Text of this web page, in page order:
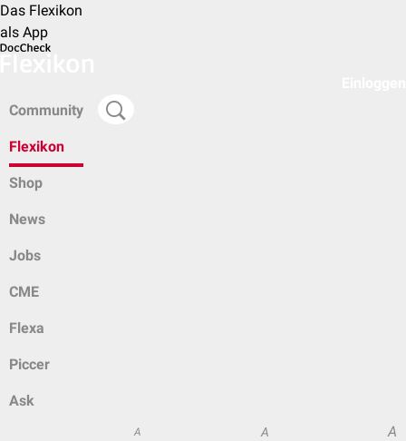
Das Flexikon
als App
Community
Flexikon
Shop
News
Jobs
CME
Flexa
Piccer
Ask
A A A